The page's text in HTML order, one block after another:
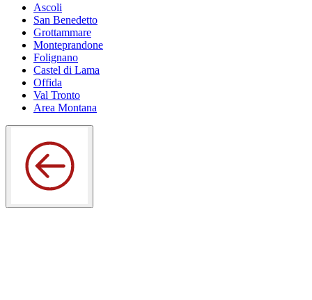
Ascoli
San Benedetto
Grottammare
Monteprandone
Folignano
Castel di Lama
Offida
Val Tronto
Area Montana